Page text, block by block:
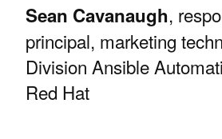
Sean Cavanaugh,
principal, marketing
Division Ansible
Red Hat